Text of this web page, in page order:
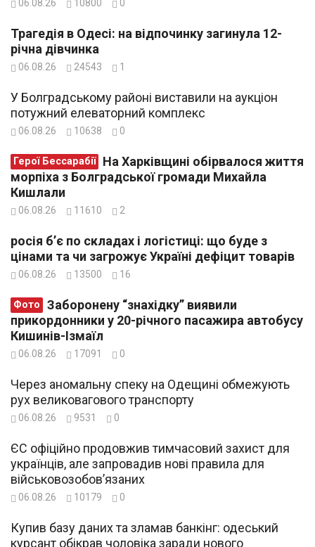
06.08.26 10800 0
Трагедія в Одесі: на відпочинку загинула 12-
річна дівчинка
06.08.26 24543 1
У Болградському районі виставили на аукціон
потужний елеваторний комплекс
06.08.26 10638 0
Герої Бессарабії
морпіха з Болградської громади Михайла
Кишлали
06.08.26 11610 2
росія б’є по складах і логістиці: що буде з
цінами та чи загрожує Україні дефіцит товарів
06.08.26 13500 16
Фото
прикордонники у 20-річного пасажира автобусу
Кишинів-Ізмаїл
06.08.26 17091 0
Через аномальну спеку на Одещині обмежують
рух великовагового транспорту
06.08.26 9531 0
ЄС офіційно продовжив тимчасовий захист для
українців, але запровадив нові правила для
військовозобов’язаних
06.08.26 10179 0
Купив базу даних та зламав банкінг: одеський
курсант обікрав чоловіка заради нового